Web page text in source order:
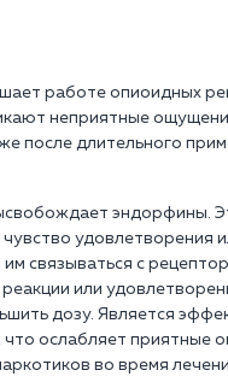
работе опиоидных
неприятные
после длительного
эндорфины.
удовлетворения
связываться с
или
дозу. Является
ослабляет приятные
во время